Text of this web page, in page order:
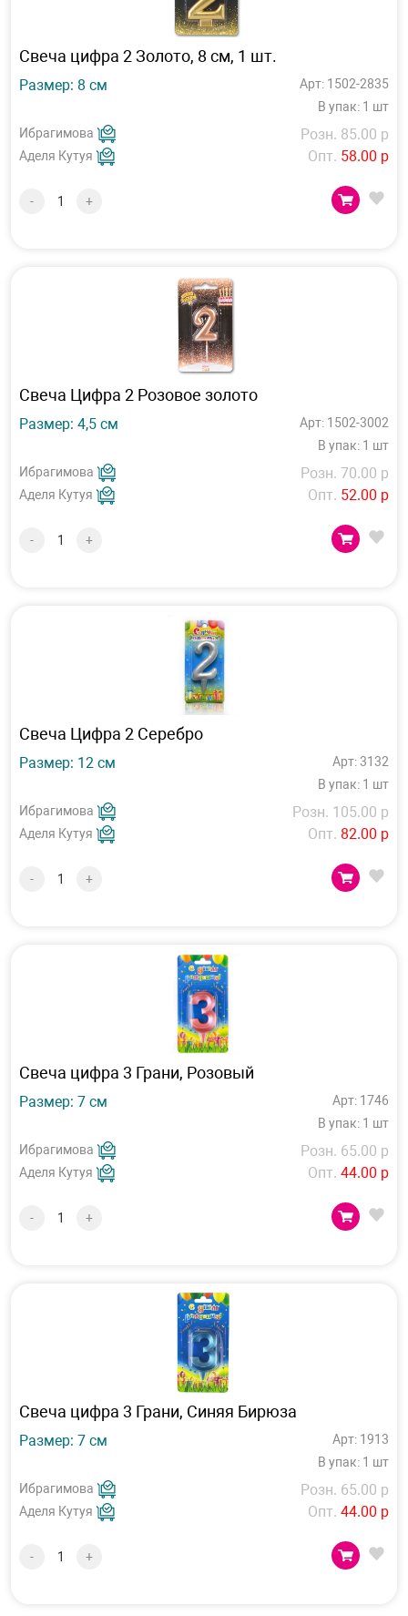
Свеча цифра 2 Золото, 8 см, 1 шт.
Размер: 8 см
Арт: 1502-2835
В упак: 1 шт
Ибрагимова
Аделя Кутуя
Розн. 85.00 р
Опт. 58.00 р
- +
Свеча Цифра 2 Розовое золото
Размер: 4,5 см
Арт: 1502-3002
В упак: 1 шт
Ибрагимова
Аделя Кутуя
Розн. 70.00 р
Опт. 52.00 р
- +
Свеча Цифра 2 Серебро
Размер: 12 см
Арт: 3132
В упак: 1 шт
Ибрагимова
Аделя Кутуя
Розн. 105.00 р
Опт. 82.00 р
- +
Свеча цифра 3 Грани, Розовый
Размер: 7 см
Арт: 1746
В упак: 1 шт
Ибрагимова
Аделя Кутуя
Розн. 65.00 р
Опт. 44.00 р
- +
Свеча цифра 3 Грани, Синяя Бирюза
Размер: 7 см
Арт: 1913
В упак: 1 шт
Ибрагимова
Аделя Кутуя
Розн. 65.00 р
Опт. 44.00 р
- +